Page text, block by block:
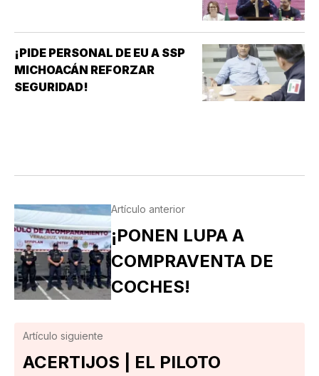
¡PIDE PERSONAL DE EU A SSP
MICHOACÁN REFORZAR
SEGURIDAD!
Artículo anterior
¡PONEN LUPA A
COMPRAVENTA DE
COCHES!
Artículo siguiente
ACERTIJOS | EL PILOTO